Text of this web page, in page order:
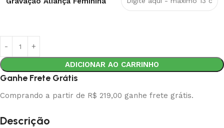
ADICIONAR AO CARRINHO
Ganhe Frete Grátis
Comprando a partir de R$ 219,00 ganhe frete grátis.
Descrição